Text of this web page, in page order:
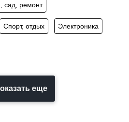
сад, ремонт
Спорт, отдых Электроника
еще